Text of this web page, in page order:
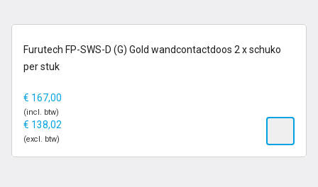
Furutech FP-SWS-D (G) Gold wandcontactdoos 2 x schuko
per stuk
€ 167,00
(incl. btw)
€ 138,02
(excl. btw)